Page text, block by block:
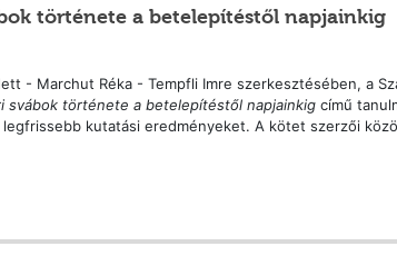
története a betelepítéstől napjainkig
- Marchut Réka - Tempfli Imre szerkesztésében, a
svábok története a betelepítéstől napjainkigcímű
legfrissebb kutatási eredményeket. A kötet szerzői